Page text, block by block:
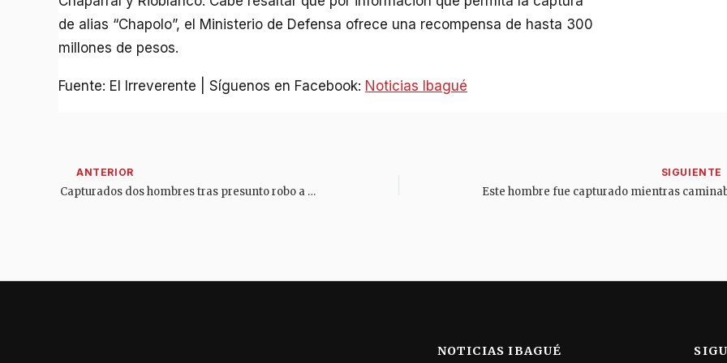
de alias “Chapolo”, el Ministerio de Defensa ofrece una recompensa de hasta 300
millones de pesos.
Fuente: El Irreverente | Síguenos en Facebook: Noticias Ibagué
Capturados dos hombres tras presunto robo a comercio en el centro de El Líbano
NOTICIAS IBAGUÉ